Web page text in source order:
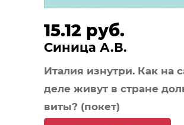
15.12 руб.
Синица А.В.
Италия изнутри. Как на
деле живут в стране
виты? (покет)